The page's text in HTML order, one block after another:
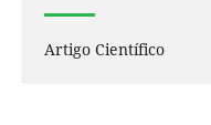
Artigo Científico